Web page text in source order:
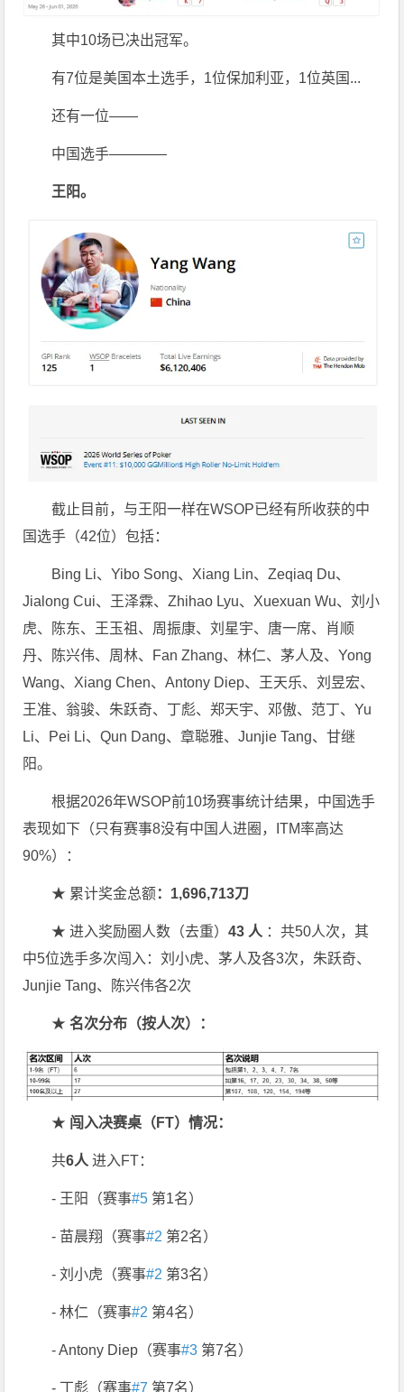
其中10场已决出冠军。
有7位是美国本土选手，1位保加利亚，1位英国...
还有一位——
中国选手————
王阳。
截止目前，与王阳一样在WSOP已经有所收获的中
国选手（42位）包括：
Bing Li、Yibo Song、Xiang Lin、Zeqiaq Du、
Jialong Cui、王泽霖、Zhihao Lyu、Xuexuan Wu、刘小
虎、陈东、王玉祖、周振康、刘星宇、唐一席、肖顺
丹、陈兴伟、周林、Fan Zhang、林仁、茅人及、Yong
Wang、Xiang Chen、Antony Diep、王天乐、刘昱宏、
王准、翁骏、朱跃奇、丁彪、郑天宇、邓傲、范丁、Yu
Li、Pei Li、Qun Dang、章聪雅、Junjie Tang、甘继
阳。
根据2026年WSOP前10场赛事统计结果，中国选手
表现如下（只有赛事8没有中国人进圈，ITM率高达
90%）：
★ 累计奖金总额 ： 1,696,713刀
★ 进入奖励圈人数（去重）43 人 ：共50人次，其
中5位选手多次闯入：刘小虎、茅人及各3次，朱跃奇、
Junjie Tang、陈兴伟各2次
★名次分布（按人次）：
★ 闯入决赛桌（ FT）情况：
共6人进入FT：
- 王阳（赛事#5 第1名）
- 苗晨翔（赛事#2 第2名）
- 刘小虎（赛事#2 第3名）
- 林仁（赛事#2 第4名）
- Antony Diep（赛事#3 第7名）
- 丁彪（赛事#7 第7名）